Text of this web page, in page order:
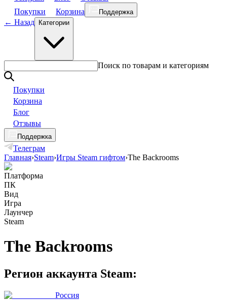
Покупки
Корзина Поддержка
← Назад Категории
Поиск по товарам и категориям
Покупки
Корзина
Блог
Отзывы
Поддержка
Телеграм
Главная›Steam›Игры Steam гифтом›The Backrooms
Платформа
ПК
Вид
Игра
Лаунчер
Steam
The Backrooms
Регион аккаунта Steam:
Россия